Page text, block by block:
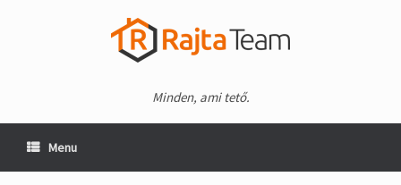
Minden, ami tető.
Menu